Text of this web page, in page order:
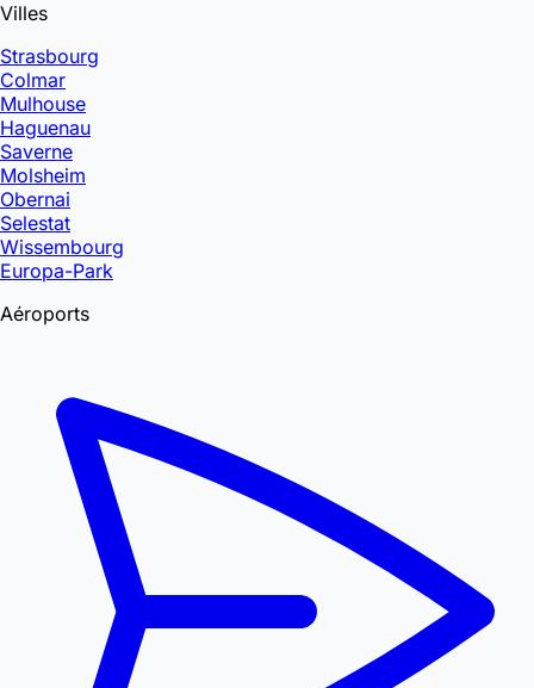
Villes
Strasbourg
Colmar
Mulhouse
Haguenau
Saverne
Molsheim
Obernai
Selestat
Wissembourg
Europa-Park
Aéroports